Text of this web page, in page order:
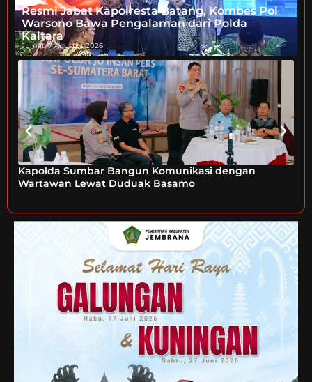
Resmi Jabat Kapolresta Batang, Kombes Pol
Warsono Bawa Pengalaman dari Polda
Kaltara
Jumat, 7 Agustus 2026
Kapolda Sumbar Bangun Komunikasi dengan
Wartawan Lewat Duduak Basamo